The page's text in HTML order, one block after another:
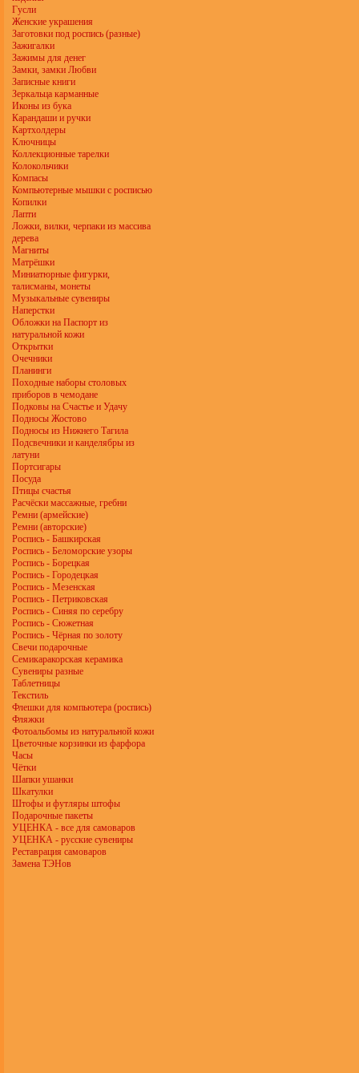
Гусли
Женские украшения
Заготовки под роспись (разные)
Зажигалки
Зажимы для денег
Замки, замки Любви
Записные книги
Зеркальца карманные
Иконы из бука
Карандаши и ручки
Картхолдеры
Ключницы
Коллекционные тарелки
Колокольчики
Компасы
Компьютерные мышки с росписью
Копилки
Лапти
Ложки, вилки, черпаки из массива
дерева
Магниты
Матрёшки
Миниатюрные фигурки,
талисманы, монеты
Музыкальные сувениры
Наперстки
Обложки на Паспорт из
натуральной кожи
Открытки
Очечники
Планинги
Походные наборы столовых
приборов в чемодане
Подковы на Счастье и Удачу
Подносы Жостово
Подносы из Нижнего Тагила
Подсвечники и канделябры из
латуни
Портсигары
Посуда
Птицы счастья
Расчёски массажные, гребни
Ремни (армейские)
Ремни (авторские)
Роспись - Башкирская
Роспись - Беломорские узоры
Роспись - Борецкая
Роспись - Городецкая
Роспись - Мезенская
Роспись - Петриковская
Роспись - Синяя по серебру
Роспись - Сюжетная
Роспись - Чёрная по золоту
Свечи подарочные
Семикаракорская керамика
Сувениры разные
Таблетницы
Текстиль
Флешки для компьютера (роспись)
Фляжки
Фотоальбомы из натуральной кожи
Цветочные корзинки из фарфора
Часы
Чётки
Шапки ушанки
Шкатулки
Штофы и футляры штофы
Подарочные пакеты
УЦЕНКА - все для самоваров
УЦЕНКА - русские сувениры
Реставрация самоваров
Замена ТЭНов